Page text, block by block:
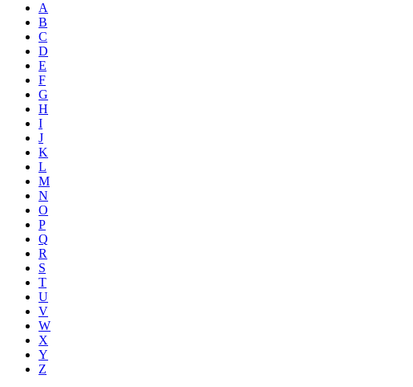
A
B
C
D
E
F
G
H
I
J
K
L
M
N
O
P
Q
R
S
T
U
V
W
X
Y
Z